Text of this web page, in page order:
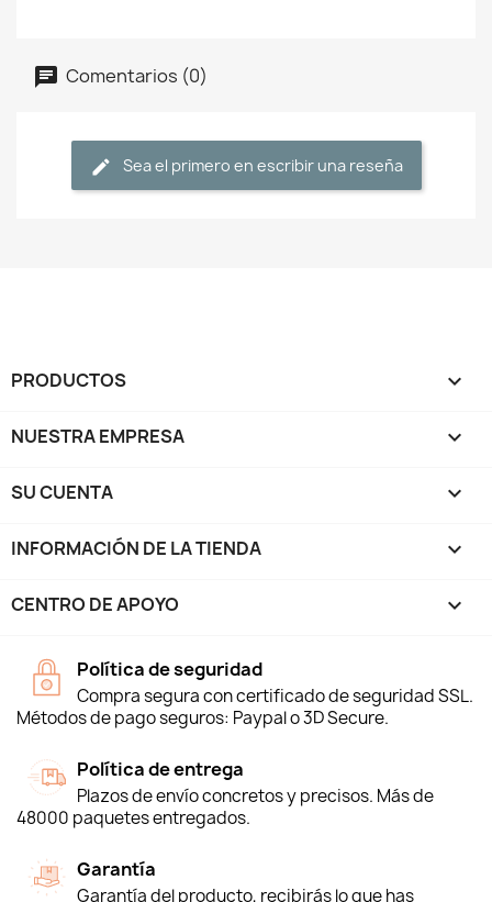
Comentarios (0)
Sea el primero en escribir una reseña
PRODUCTOS 
NUESTRA EMPRESA 
SU CUENTA 
INFORMACIÓN DE LA TIENDA keyboard_arrow_down
CENTRO DE APOYO 
Política de seguridad
Compra segura con certificado de seguridad SSL.
Métodos de pago seguros: Paypal o 3D Secure.
Política de entrega
Plazos de envío concretos y precisos. Más de
48000 paquetes entregados.
Garantía
Garantía del producto, recibirás lo que has